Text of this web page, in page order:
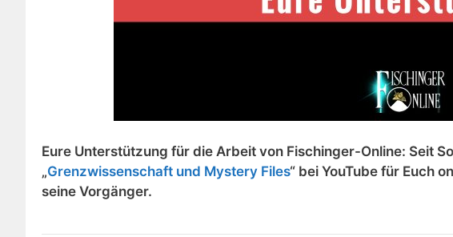
Eure Unterstützung für die Arbeit von Fischinger-Online: Seit
„Grenzwissenschaft und Mystery Files“ bei YouTube für Euch
seine Vorgänger.